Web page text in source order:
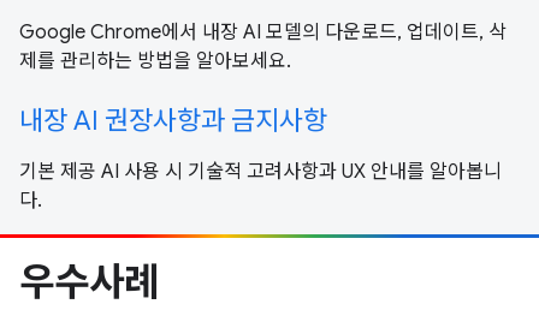
Google Chrome에서 내장 AI 모델의 다운로드, 업데이트, 삭
제를 관리하는 방법을 알아보세요.
내장 AI 권장사항과 금지사항
기본 제공 AI 사용 시 기술적 고려사항과 UX 안내를 알아봅니
다.
우수사례